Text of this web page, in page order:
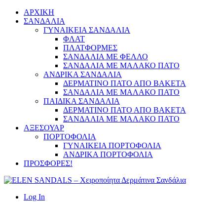
ΑΡΧΙΚΗ
ΣΑΝΔΑΛΙΑ
ΓΥΝΑΙΚΕΙΑ ΣΑΝΔΑΛΙΑ
ΦΛΑΤ
ΠΛΑΤΦΟΡΜΕΣ
ΣΑΝΔΑΛΙΑ ΜΕ ΦΕΛΛΟ
ΣΑΝΔΑΛΙΑ ΜΕ ΜΑΛΑΚΟ ΠΑΤΟ
ΑΝΔΡΙΚΑ ΣΑΝΔΑΛΙΑ
ΔΕΡΜΑΤΙΝΟ ΠΑΤΟ ΑΠΟ ΒΑΚΕΤΑ
ΣΑΝΔΑΛΙΑ ΜΕ ΜΑΛΑΚΟ ΠΑΤΟ
ΠΑΙΔΙΚΑ ΣΑΝΔΑΛΙΑ
ΔΕΡΜΑΤΙΝΟ ΠΑΤΟ ΑΠΟ ΒΑΚΕΤΑ
ΣΑΝΔΑΛΙΑ ΜΕ ΜΑΛΑΚΟ ΠΑΤΟ
ΑΞΕΣΟΥΑΡ
ΠΟΡΤΟΦΟΛΙΑ
ΓΥΝΑΙΚΕΙΑ ΠΟΡΤΟΦΟΛΙΑ
ΑΝΔΡΙΚΑ ΠΟΡΤΟΦΟΛΙΑ
ΠΡΟΣΦΟΡΕΣ!
Log In